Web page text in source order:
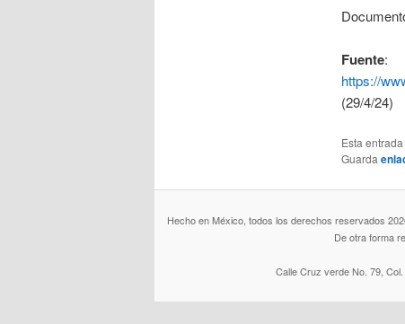
Fuente:
https://
(29/4/24)
Esta
Guarda
Hecho en México, todos los derechos reservados
De otra forma
Calle Cruz verde No. 79,